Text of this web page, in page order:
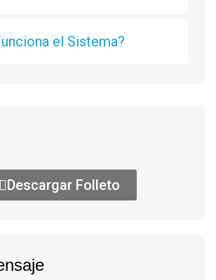
el Sistema?
Descargar Folleto